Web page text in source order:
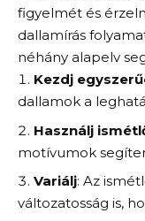
figyelmét és
dallamírás
néhány alapelv
Kezdj
dallamok a
Használj
motívumok
Variálj: Az
változatosság is,